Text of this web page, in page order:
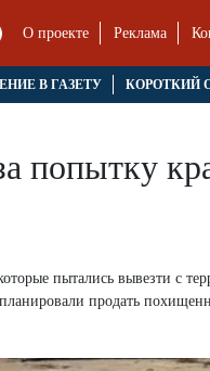
О проекте Реклама
В ГАЗЕТУ КОРОТКИЙ
попытку
пытались вывезти с
продать